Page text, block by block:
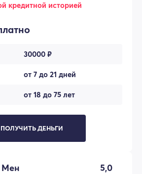
кредитной историей
30000 ₽
от 7 до 21 дней
от 18 до 75 лет
ПОЛУЧИТЬ ДЕНЬГИ
5,0